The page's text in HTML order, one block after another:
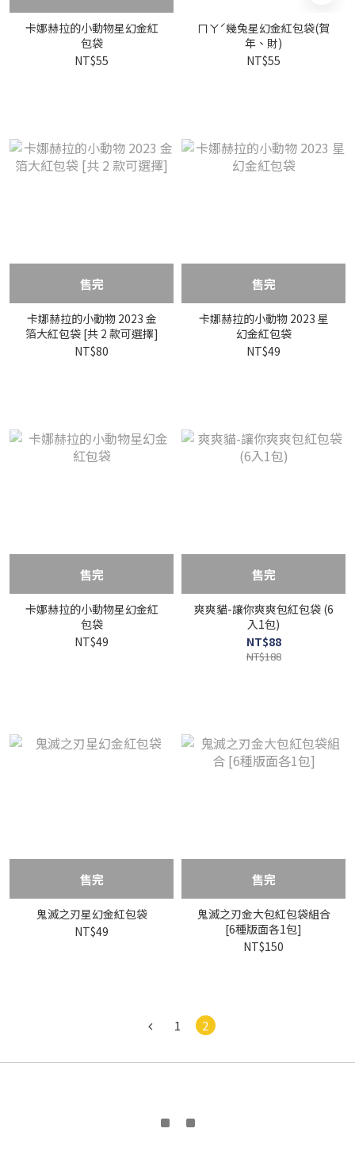
卡娜赫拉的小動物星幻金紅
包袋
NT$55
ㄇㄚˊ幾兔星幻金紅包袋(賀
年、財)
NT$55
售完
卡娜赫拉的小動物 2023 金
箔大紅包袋 [共 2 款可選擇]
NT$80
售完
卡娜赫拉的小動物 2023 星
幻金紅包袋
NT$49
售完
卡娜赫拉的小動物星幻金紅
包袋
NT$49
售完
爽爽貓-讓你爽爽包紅包袋 (6
入1包)
NT$88
NT$188
售完
鬼滅之刃星幻金紅包袋
NT$49
售完
鬼滅之刃金大包紅包袋組合
[6種版面各1包]
NT$150
1 2